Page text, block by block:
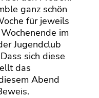
ganz schön
für jeweils
im
Jugendclub
sich diese
das
Abend